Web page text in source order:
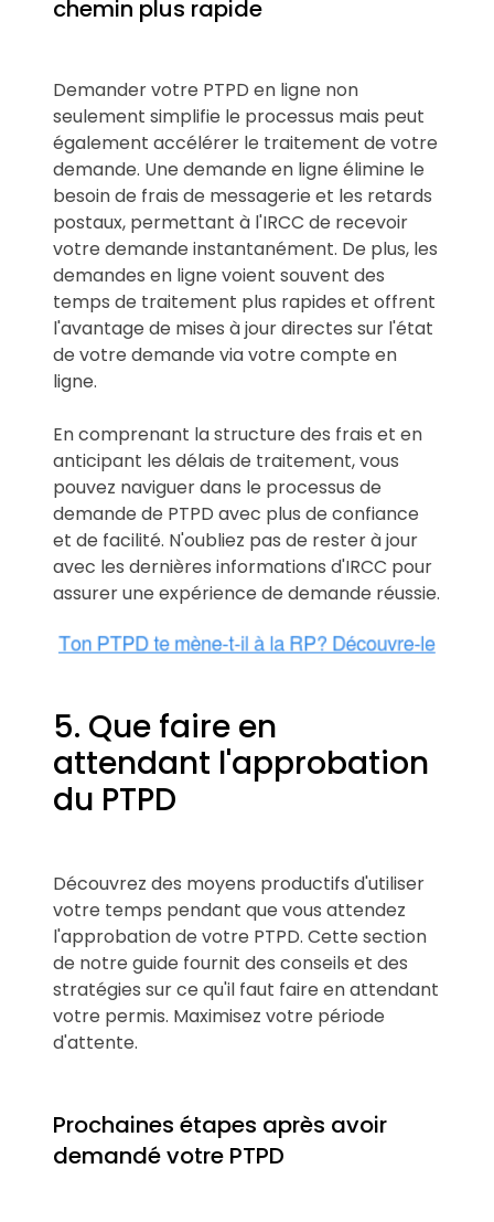
chemin plus rapide
Demander votre PTPD en ligne non
seulement simplifie le processus mais peut
également accélérer le traitement de votre
demande. Une demande en ligne élimine le
besoin de frais de messagerie et les retards
postaux, permettant à l'IRCC de recevoir
votre demande instantanément. De plus, les
demandes en ligne voient souvent des
temps de traitement plus rapides et offrent
l'avantage de mises à jour directes sur l'état
de votre demande via votre compte en
ligne.
En comprenant la structure des frais et en
anticipant les délais de traitement, vous
pouvez naviguer dans le processus de
demande de PTPD avec plus de confiance
et de facilité. N'oubliez pas de rester à jour
avec les dernières informations d'IRCC pour
assurer une expérience de demande réussie.
5. Que faire en
attendant l'approbation
du PTPD
Découvrez des moyens productifs d'utiliser
votre temps pendant que vous attendez
l'approbation de votre PTPD. Cette section
de notre guide fournit des conseils et des
stratégies sur ce qu'il faut faire en attendant
votre permis. Maximisez votre période
d'attente.
Prochaines étapes après avoir
demandé votre PTPD